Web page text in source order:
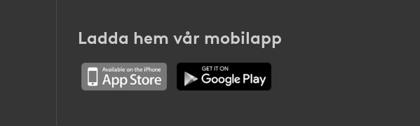
Ladda hem vår mobilapp